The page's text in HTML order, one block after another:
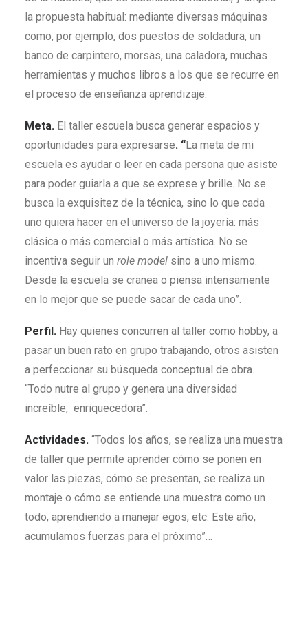
la propuesta habitual: mediante diversas máquinas
como, por ejemplo, dos puestos de soldadura, un
banco de carpintero, morsas, una caladora, muchas
herramientas y muchos libros a los que se recurre en
el proceso de enseñanza aprendizaje.
Meta. El taller escuela busca generar espacios y
oportunidades para expresarse. “La meta de mi
escuela es ayudar o leer en cada persona que asiste
para poder guiarla a que se exprese y brille. No se
busca la exquisitez de la técnica, sino lo que cada
uno quiera hacer en el universo de la joyería: más
clásica o más comercial o más artística. No se
incentiva seguir un role model sino a uno mismo.
Desde la escuela se cranea o piensa intensamente
en lo mejor que se puede sacar de cada uno”.
Perfil. Hay quienes concurren al taller como hobby, a
pasar un buen rato en grupo trabajando, otros asisten
a perfeccionar su búsqueda conceptual de obra.
“Todo nutre al grupo y genera una diversidad
increíble, enriquecedora”.
Actividades. “Todos los años, se realiza una muestra
de taller que permite aprender cómo se ponen en
valor las piezas, cómo se presentan, se realiza un
montaje o cómo se entiende una muestra como un
todo, aprendiendo a manejar egos, etc. Este año,
acumulamos fuerzas para el próximo”…